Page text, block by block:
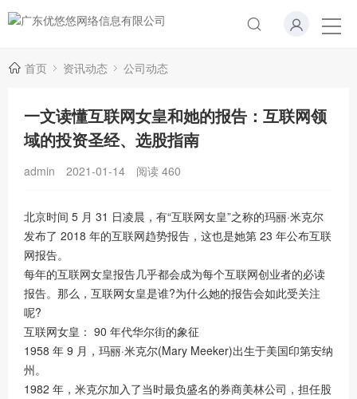
首页 资讯动态 公司动态
一文读懂互联网女皇和她的报告：互联网领
域的投资圣经、选股指南
admin 2021-01-14 阅读 460
北京时间 5 月 31 日凌晨，有“互联网女皇”之称的玛丽·米克尔
发布了 2018 年的互联网趋势报告，这也是她第 23 年公布互联
网报告。
每年的互联网女皇报告几乎都会成为每个互联网创业者的必读
报告。那么，互联网女皇是谁?为什么她的报告会如此受关注
呢?
互联网女皇： 90 年代华尔街的象征
1958 年 9 月，玛丽·米克尔(Mary Meeker)出生于美国印第安纳
州。
1982 年，米克尔加入了当时最负盛名的券商美林公司，担任股